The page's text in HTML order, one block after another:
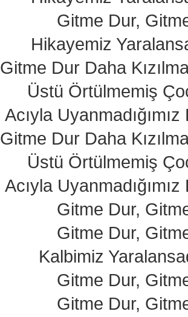
Gitme Dur,
Hikayemiz
Gitme Dur Daha
Üstü Örtülmemiş
Acıyla
Gitme Dur Daha
Üstü Örtülmemiş
Acıyla
Gitme Dur,
Gitme Dur,
Kalbimiz
Gitme Dur,
Gitme Dur,